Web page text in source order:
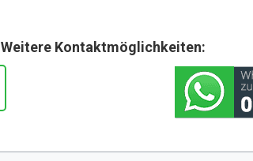
Weitere Kontaktmöglichkeiten: